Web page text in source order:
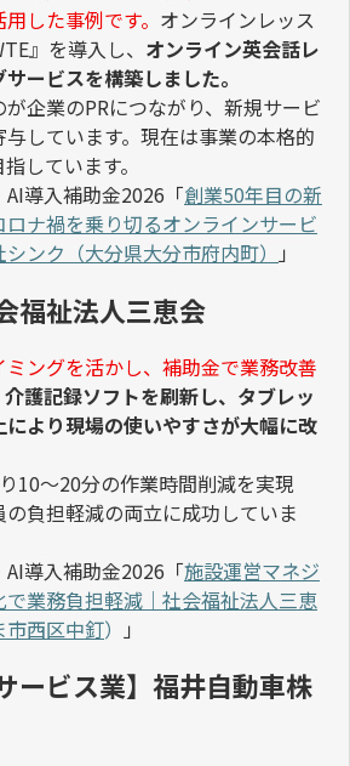
した事例です。 オンラインレッス
』を導入し、 オンライン英会話レ
ービスを構築しました。
企業のPRにつながり、新規サービ
しています。現在は事業の本格的
しています。
AI導入補助金2026 「創業50年目の新
ナ禍を乗り切るオンラインサービ
ンク（大分県大分市府内町）
」
福祉法人三恵会
ングを活かし、補助金で業務改善
介護記録ソフトを刷新し、タブレッ
により現場の使いやすさが大幅に改
10～20分の作業時間削減を実現
の負担軽減の両立に成功していま
AI導入補助金2026 「施設運営マネジ
業務負担軽減｜社会福祉法人三恵
市西区中釘） 」
ービス業】福井自動車株